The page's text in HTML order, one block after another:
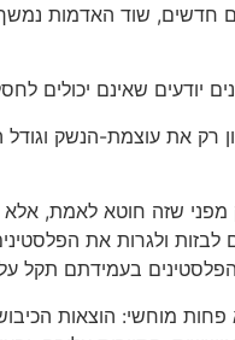
חדשים, שוד האדמות
יודעים שאינם יכולים
רק את עוצמת-הנשק
שזה חוטא לאמת,
ולגרות את
בעמידתם תקל
מוחשי: הוצאות